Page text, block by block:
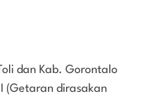
dan Kab. Gorontalo
(Getaran dirasakan